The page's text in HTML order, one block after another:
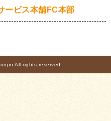
ービス本舗FC本部
All rights reserved